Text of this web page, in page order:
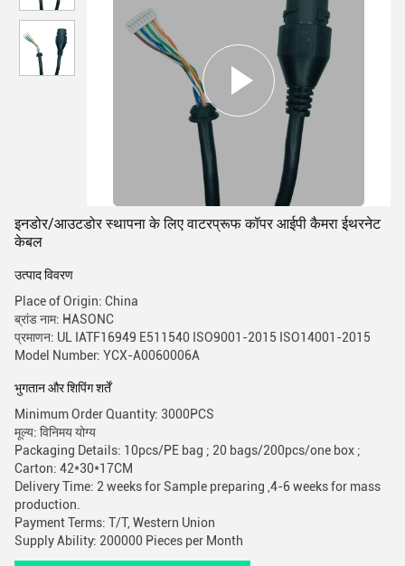
इनडोर/आउटडोर स्थापना के लिए वाटरप्रूफ कॉपर आईपी कैमरा ईथरनेट
केबल
उत्पाद विवरण
Place of Origin: China
ब्रांड नाम: HASONC
प्रमाणन: UL IATF16949 E511540 ISO9001-2015 ISO14001-2015
Model Number: YCX-A0060006A
भुगतान और शिपिंग शर्तें
Minimum Order Quantity: 3000PCS
मूल्य: विनिमय योग्य
Packaging Details: 10pcs/PE bag ; 20 bags/200pcs/one box ;
Carton: 42*30*17CM
Delivery Time: 2 weeks for Sample preparing ,4-6 weeks for mass
production.
Payment Terms: T/T, Western Union
Supply Ability: 200000 Pieces per Month